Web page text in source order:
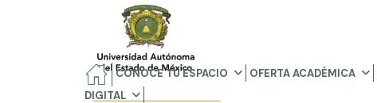
CONOCE TU ESPACIO OFERTA ACADÉMICA
DIGITAL